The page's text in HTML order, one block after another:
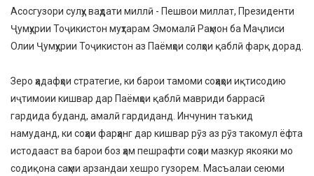
Асосгузори сулҳу ваҳдати миллӣ - Пешвои миллат, Президенти
Ҷумҳурии Тоҷикистон муҳтарам Эмомалӣ Раҳмон ба Маҷлиси
Олии Ҷумҳурии Тоҷикистон аз Паёмҳои солҳои қаблӣ фарқ дорад.
Зеро ҳадафҳои стратегие, ки барои тамоми соҳаҳои иқтисодию
иҷтимоии кишвар дар Паёмҳои қаблӣ мавриди баррасӣ
гардида буданд, амалӣ гардиданд. Инчунин таъкид
намуданд, ки соҳаи фарҳанг дар кишвар рӯз аз рӯз такомул ёфта
истодааст ва барои боз ҳам пешрафти соҳаи мазкур якояки мо
содиқона саҳми арзандаи хешро гузорем. Масъалаи сеюми